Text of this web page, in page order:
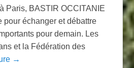
Paris, BASTIR OCCITANIE
pour échanger et débattre
pour demain. Les
et la Fédération des
→